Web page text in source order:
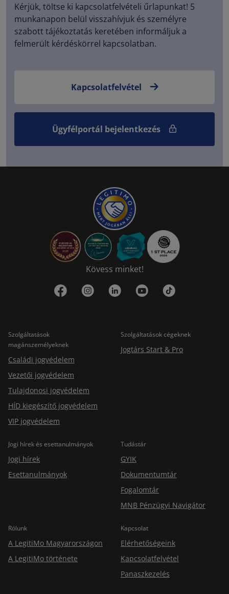
Kérjük, töltse ki kapcsolatfelvételi űrlapunkat! 5
munkanapon belül visszahívjuk és személyre
szabott tájékoztatás keretében informáljuk a
felmerült kérdéskörrel kapcsolatban.
Kapcsolatfelvétel
Ügyfélportál bejelentkezés
Kövess minket!
Szolgáltatások
magánszemélyeknek
Családi jogvédelem
Vezetői jogvédelem
Tulajdonosi jogvédelem
HÍD kiegészítő jogvédelem
VIP jogvédelem
Szolgáltatások cégeknek
Jogtárs Start & Pro
Jogi hírek és esettanulmányok
Jogi hírek
Esettanulmányok
Tudástár
GYIK
Dokumentumtár
Fogalomtár
MNB Pénzügyi Navigátor
Rólunk
A LegitiMo Magyarországon
A LegitiMo története
Kapcsolat
Elérhetőségeink
Kapcsolatfelvétel
Panaszkezelés